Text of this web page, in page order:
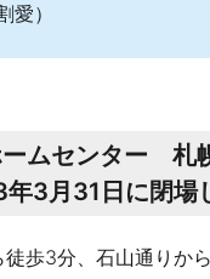
愛）
ームセンター 札
31日に閉場し
歩3分、石山通りから